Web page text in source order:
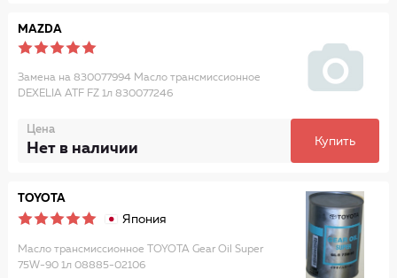
MAZDA
Замена на 830077994 Масло трансмиссионное
DEXELIA ATF FZ 1л 830077246
Цена
Нет в наличии Купить
TOYOTA
Япония
Масло трансмиссионное TOYOTA Gear Oil Super
75W-90 1л 08885-02106